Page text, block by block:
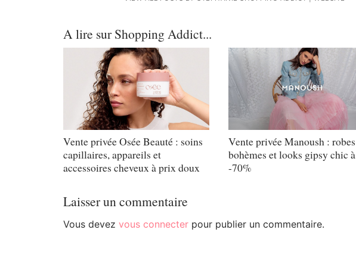
A lire sur Shopping Addict...
Vente privée Osée Beauté : soins
capillaires, appareils et
accessoires cheveux à prix doux
Vente privée Manoush : robes
bohèmes et looks gipsy chic à
-70%
Laisser un commentaire
Vous devez vous connecterpour publier un commentaire.